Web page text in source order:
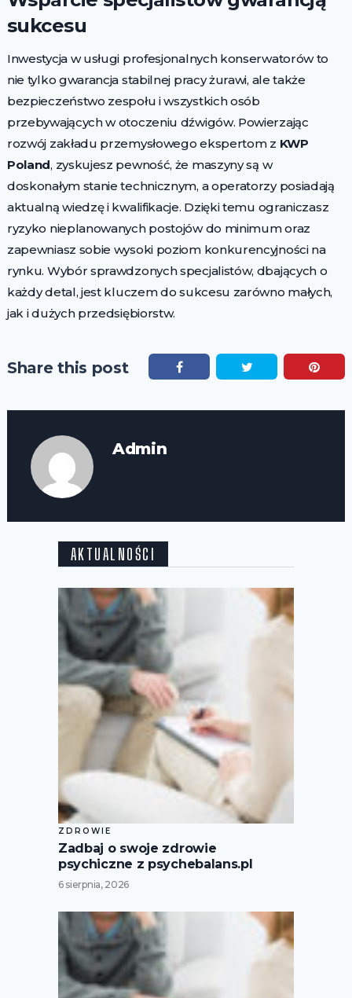
sukcesu
Inwestycja w usługi profesjonalnych konserwatorów to
nie tylko gwarancja stabilnej pracy żurawi, ale także
bezpieczeństwo zespołu i wszystkich osób
przebywających w otoczeniu dźwigów. Powierzając
rozwój zakładu przemysłowego ekspertom z KWP
Poland, zyskujesz pewność, że maszyny są w
doskonałym stanie technicznym, a operatorzy posiadają
aktualną wiedzę i kwalifikacje. Dzięki temu ograniczasz
ryzyko nieplanowanych postojów do minimum oraz
zapewniasz sobie wysoki poziom konkurencyjności na
rynku. Wybór sprawdzonych specjalistów, dbających o
każdy detal, jest kluczem do sukcesu zarówno małych,
jak i dużych przedsiębiorstw.
Share this post
Admin
AKTUALNOŚCI
ZDROWIE
Zadbaj o swoje zdrowie
psychiczne z psychebalans.pl
6 sierpnia, 2026